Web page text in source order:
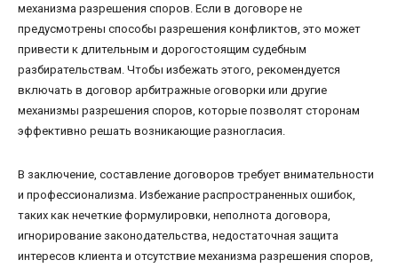
механизма разрешения споров. Если в договоре не
предусмотрены способы разрешения конфликтов, это может
привести к длительным и дорогостоящим судебным
разбирательствам. Чтобы избежать этого, рекомендуется
включать в договор арбитражные оговорки или другие
механизмы разрешения споров, которые позволят сторонам
эффективно решать возникающие разногласия.
В заключение, составление договоров требует внимательности
и профессионализма. Избежание распространенных ошибок,
таких как нечеткие формулировки, неполнота договора,
игнорирование законодательства, недостаточная защита
интересов клиента и отсутствие механизма разрешения споров,